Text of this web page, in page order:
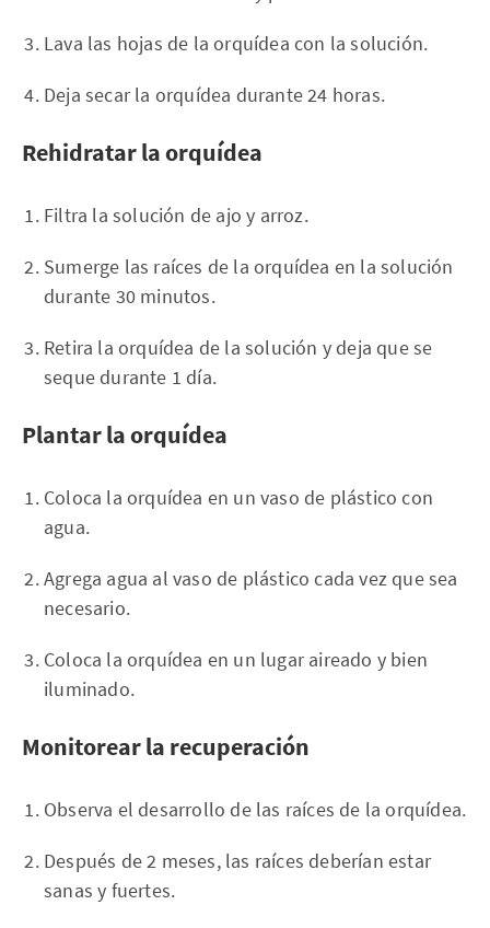
Lava las hojas de la orquídea con la solución.
Deja secar la orquídea durante 24 horas.
Rehidratar la orquídea
Filtra la solución de ajo y arroz.
Sumerge las raíces de la orquídea en la solución
durante 30 minutos.
Retira la orquídea de la solución y deja que se
seque durante 1 día.
Plantar la orquídea
Coloca la orquídea en un vaso de plástico con
agua.
Agrega agua al vaso de plástico cada vez que sea
necesario.
Coloca la orquídea en un lugar aireado y bien
iluminado.
Monitorear la recuperación
Observa el desarrollo de las raíces de la orquídea.
Después de 2 meses, las raíces deberían estar
sanas y fuertes.